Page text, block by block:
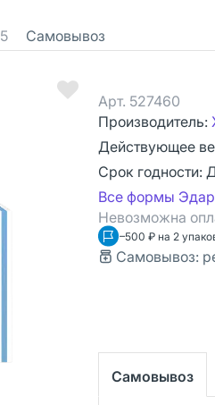
5 Самовывоз
Арт. 527460
Производитель:
Действующее
Срок годности:
Все формы
Невозможна
–500 ₽ на 2
Самовывоз:
Самовывоз